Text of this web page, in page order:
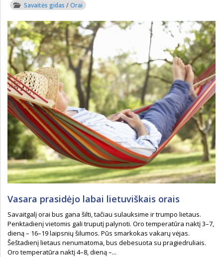
Savaitės gidas /Orai
Vasara prasidėjo labai lietuviškais orais
Savaitgalį orai bus gana šilti, tačiau sulauksime ir trumpo lietaus.
Penktadienį vietomis gali truputį palynoti. Oro temperatūra naktį 3–7,
dieną – 16–19 laipsnių šilumos. Pūs smarkokas vakarų vėjas.
Šeštadienį lietaus nenumatoma, bus debesuota su pragiedruliais.
Oro temperatūra naktį 4–8, dieną –...